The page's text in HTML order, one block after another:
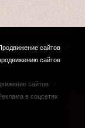
сайтов ⁄
сайтов
сайтов ⁄
в соцсетях